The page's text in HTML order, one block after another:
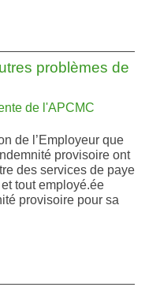
problèmes de
de l'APCMC
de l’Employeur que
provisoire ont
des services de paye
tout employé.ée
provisoire pour sa